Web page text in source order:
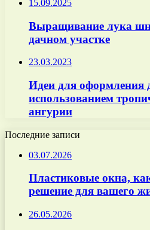
15.09.2025
Выращивание лука
дачном участке
23.03.2023
Идеи для оформления
использованием
ангурии
Последние записи
03.07.2026
Пластиковые окна,
решение для вашего
26.05.2026